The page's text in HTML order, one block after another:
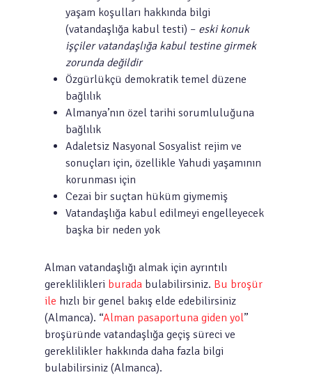
yaşam koşulları hakkında bilgi
(vatandaşlığa kabul testi) – eski konuk
işçiler vatandaşlığa kabul testine girmek
zorunda değildir
Özgürlükçü demokratik temel düzene
bağlılık
Almanya’nın özel tarihi sorumluluğuna
bağlılık
Adaletsiz Nasyonal Sosyalist rejim ve
sonuçları için, özellikle Yahudi yaşamının
korunması için
Cezai bir suçtan hüküm giymemiş
Vatandaşlığa kabul edilmeyi engelleyecek
başka bir neden yok
Alman vatandaşlığı almak için ayrıntılı
gereklilikleri burada bulabilirsiniz. Bu broşür
ile hızlı bir genel bakış elde edebilirsiniz
(Almanca). “Alman pasaportuna giden yol”
broşüründe vatandaşlığa geçiş süreci ve
gereklilikler hakkında daha fazla bilgi
bulabilirsiniz (Almanca).